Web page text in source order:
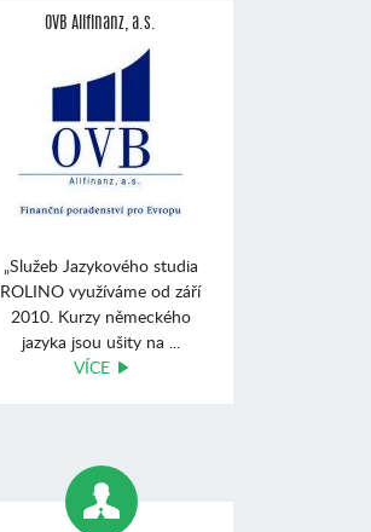
OVB Allfinanz, a.s.
„Služeb Jazykového studia
ROLINO využíváme od září
2010. Kurzy německého
jazyka jsou ušity na ...
VÍCE